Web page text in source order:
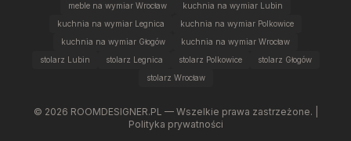
meble na wymiar Wrocław
kuchnia na wymiar Lubin
kuchnia na wymiar Legnica
kuchnia na wymiar Polkowice
kuchnia na wymiar Głogów
kuchnia na wymiar Wrocław
stolarz Lubin
stolarz Legnica stolarz Polkowice
stolarz Głogów
stolarz Wrocław
© 2026 ROOMDESIGNER.PL — Wszelkie prawa zastrzeżone. |
Polityka prywatności